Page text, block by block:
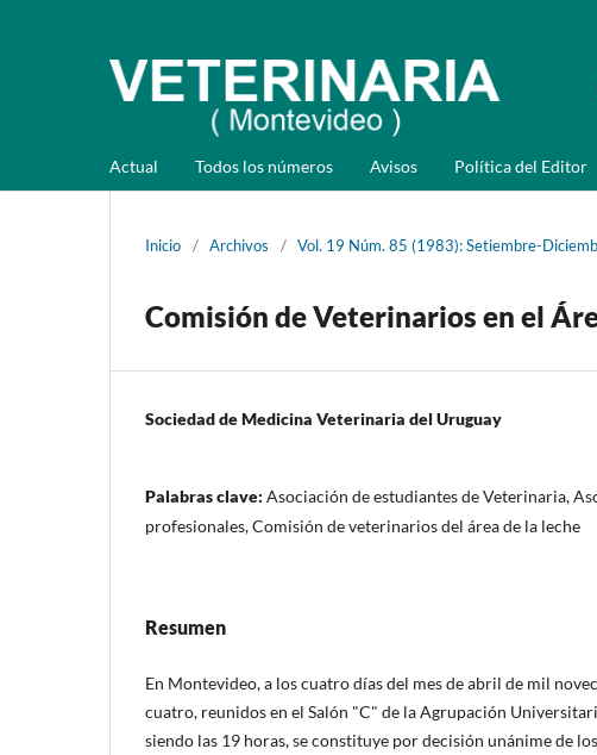
Actual Todos los números Avisos Política del Editor
Inicio / Archivos / Vol. 19 Núm. 85 (1983): Setiembre-
Comisión de Veterinarios en el
Sociedad de Medicina Veterinaria del Uruguay
Palabras clave: Asociación de estudiantes de Veterinaria,
profesionales, Comisión de veterinarios del área de la leche
Resumen
En Montevideo, a los cuatro días del mes de abril de mil
cuatro, reunidos en el Salón "C" de la Agrupación
siendo las 19 horas, se constituye por decisión unánime de